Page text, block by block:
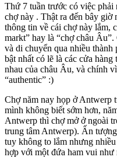
Thứ 7 tuần trước có việc phải
chợ này . Thật ra đến bây
thông tin về cái chợ này lắm,
markt” hay là “chợ châu
và di chuyển qua nhiều
bật nhất có lẽ là các cửa
nhau của châu Âu, và chính
“authentic” :)
Chợ năm nay họp ở Antwerp
mình không biết sớm hơn,
Antwerp thì chợ mở ở ngoài
trung tâm Antwerp). Ấn
tuy không to lắm nhưng
hợp với một đứa ham vui